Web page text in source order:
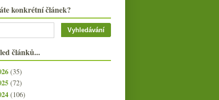
konkrétní článek?
článků...
(35)
(72)
(106)